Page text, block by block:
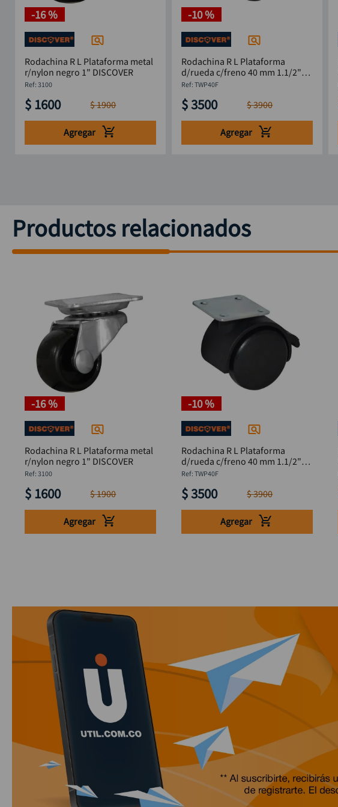
-16 %
Rodachina R L Plataforma metal
r/nylon negro 1" DISCOVER
: 3100
$ 1600 $1900
Agregar
-10 %
Rodachina R L Plataforma
d/rueda c/freno 40 mm 1.1/2"
DISCOVER
: TWP40F
$3500 $3900
Agregar
Productos relacionados
-16 %
Rodachina R L Plataforma metal
r/nylon negro 1" DISCOVER
: 3100
$ 1600 $1900
Agregar
-10 %
Rodachina R L Plataforma
d/rueda c/freno 40 mm 1.1/2"
DISCOVER
: TWP40F
$3500 $3900
Agregar